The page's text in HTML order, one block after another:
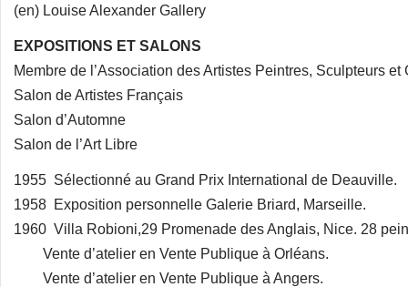
(en) Louise Alexander Gallery
EXPOSITIONS ET SALONS
Membre de l’Association des Artistes Peintres, Sculpteurs
Salon de Artistes Français
Salon d’Automne
Salon de l’Art Libre
1955 Sélectionné au Grand Prix International de Deauville.
1958 Exposition personnelle Galerie Briard, Marseille.
1960 Villa Robioni,29 Promenade des Anglais, Nice. 28
Vente d’atelier en Vente Publique à Orléans.
Vente d’atelier en Vente Publique à Angers.